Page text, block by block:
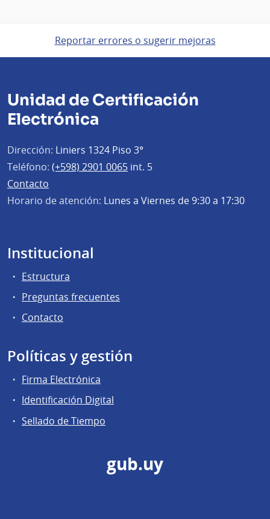
Reportar errores o sugerir mejoras
Unidad de Certificación
Electrónica
Dirección: Liniers 1324 Piso 3°
Teléfono: (+598) 2901 0065 int. 5
Contacto
Horario de atención: Lunes a Viernes de 9:30 a 17:30
Institucional
Estructura
Preguntas frecuentes
Contacto
Políticas y gestión
Firma Electrónica
Identificación Digital
Sellado de Tiempo
gub.uy